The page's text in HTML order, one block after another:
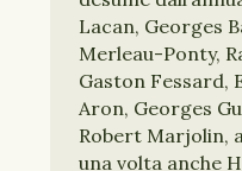
Lacan, Georges
Merleau-Ponty,
Gaston Fessard,
Aron, Georges
Robert Marjolin,
una volta anche